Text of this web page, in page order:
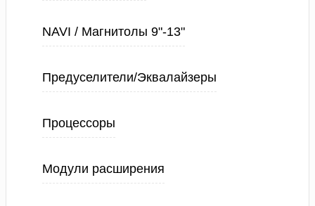
NAVI / Магнитолы 9"-13"
Предуселители/Эквалайзеры
Процессоры
Модули расширения